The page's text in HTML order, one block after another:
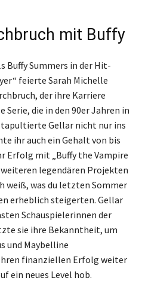
mit Buffy
Buffy Summers in der Hit-
feierte Sarah Michelle
der ihre Karriere
die in den 90er Jahren in
Gellar nicht nur ins
ihr auch ein Gehalt von bis
Erfolg mit „Buffy the Vampire
legendären Projekten
weiß, was du letzten Sommer
erheblich steigerten. Gellar
Schauspielerinnen der
sie ihre Bekanntheit, um
und Maybelline
finanziellen Erfolg weiter
ein neues Level hob.